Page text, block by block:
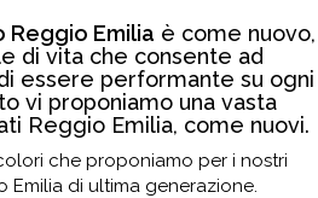
Reggio Emilia è come nuovo,
di vita che consente ad
essere performante su ogni
vi proponiamo una vasta
Reggio Emilia, come nuovi.
che proponiamo per i nostri
Emilia di ultima generazione.